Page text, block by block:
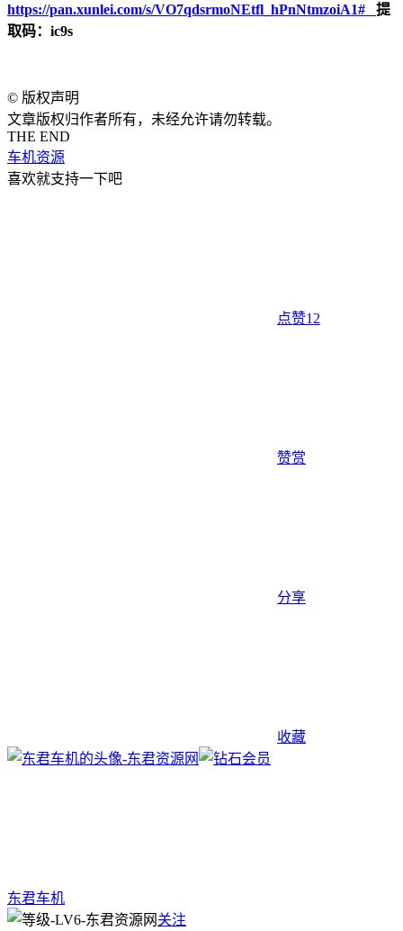
https://pan.xunlei.com/s/VO7qdsrmoNEtfl_hPnNtmzoiA1# 提
取码：ic9s
© 版权声明
文章版权归作者所有，未经允许请勿转载。
THE END
车机资源
喜欢就支持一下吧
点赞12
赞赏
分享
收藏
东君车机
关注